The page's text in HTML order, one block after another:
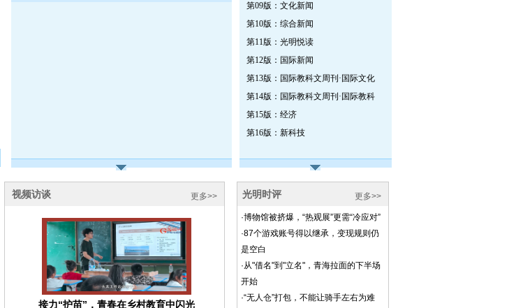
第09版：文化新闻
第10版：综合新闻
第11版：光明悦读
第12版：国际新闻
第13版：国际教科文周刊·国际文化
第14版：国际教科文周刊·国际教科
第15版：经济
第16版：新科技